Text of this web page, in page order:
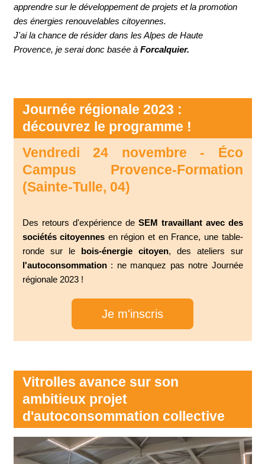
apprendre sur le développement de projets et la promotion
des énergies renouvelables citoyennes.
J'ai la chance de résider dans les Alpes de Haute
Provence, je serai donc basée à Forcalquier.
Journée régionale 2023 :
découvrez le programme !
Vendredi 24 novembre - Éco
Campus Provence-Formation
(Sainte-Tulle, 04)
Des retours d'expérience de SEM travaillant avec des
sociétés citoyennes en région et en France, une table-
ronde sur le bois-énergie citoyen, des ateliers sur
l'autoconsommation: ne manquez pas notre Journée
régionale 2023 !
Je m'inscris
Vitrolles avance sur son
ambitieux projet
d'autoconsommation collective